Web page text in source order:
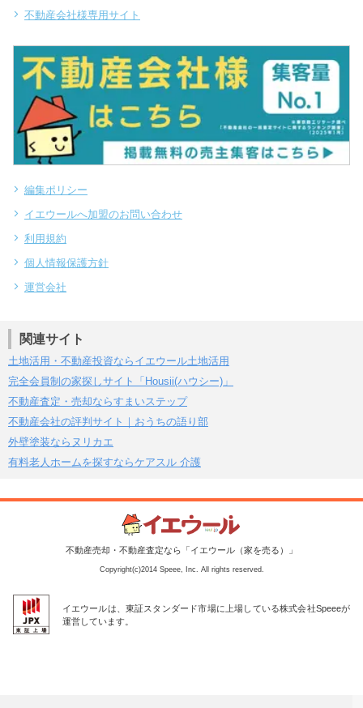
不動産会社様専用サイト
編集ポリシー
イエウールへ加盟のお問い合わせ
利用規約
個人情報保護方針
運営会社
関連サイト
土地活用・不動産投資ならイエウール土地活用
完全会員制の家探しサイト「Housii(ハウシー)」
不動産査定・売却ならすまいステップ
不動産会社の評判サイト｜おうちの語り部
外壁塗装ならヌリカエ
有料老人ホームを探すならケアスル 介護
不動産売却・不動産査定なら「イエウール（家を売る）」
Copyright(c)2014 Speee, Inc. All rights reserved.
イエウールは、東証スタンダード市場に上場している株式会社Speeeが
運営しています。